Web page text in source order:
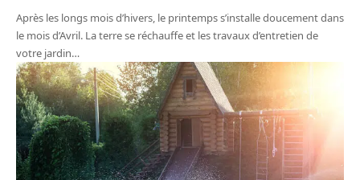
Après les longs mois d’hivers, le printemps s’installe doucement dans
le mois d’Avril. La terre se réchauffe et les travaux d’entretien de
votre jardin…